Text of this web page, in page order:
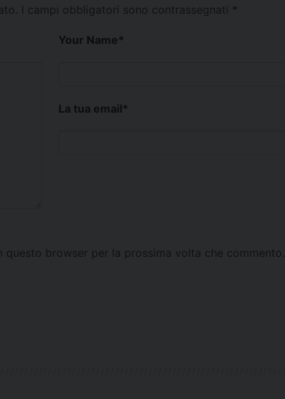
I campi obbligatori sono contrassegnati *
Your Name*
La tua email*
questo browser per la prossima volta che commento.